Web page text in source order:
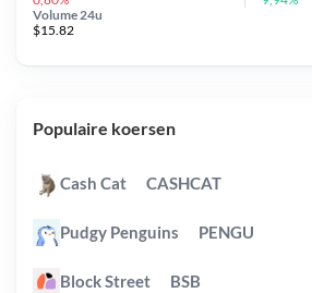
Volume 24u
$15.82
Populaire koersen
Cash Cat CASHCAT
Pudgy Penguins PENGU
Block Street BSB